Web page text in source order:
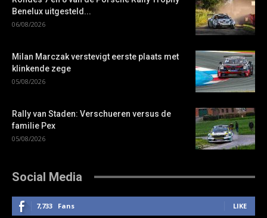
Benelux uitgesteld...
06/08/2026
Milan Marczak verstevigt eerste plaats met
klinkende zege
05/08/2026
Rally van Staden: Verschueren versus de
familie Pex
05/08/2026
Social Media
7,733 Fans LIKE